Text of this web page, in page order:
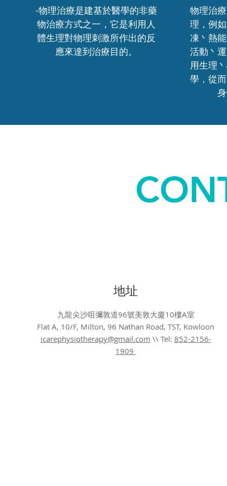
-物理治療是建基於醫學的非藥
物治療方式之一，它是利用人
體生理對物理刺激所作出的反
應來達到治療目的。
物理治
理，例
凍丶熱
活動丶
用生理
學，從
​地址
九龍尖沙咀彌敦道96號美敦大廈10樓A室
Flat A, 10/F, Milton, 96 Nathan Road, TST, Kowloon
icarephysiotherapy@gmail.com \\ Tel: 852-2156-
1909